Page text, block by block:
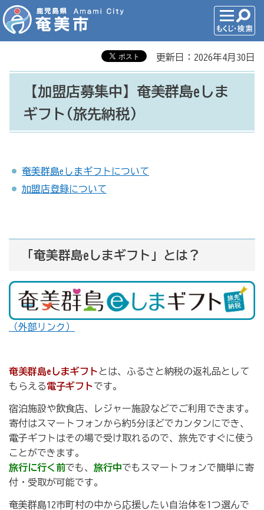
更新日：2026年4月30日
【加盟店募集中】奄美群島eしま
ギフト(旅先納税)
奄美群島eしまギフトについて
加盟店登録について
「奄美群島eしまギフト」とは？
（外部リンク）
奄美群島eしまギフト とは、ふるさと納税の返礼品として
もらえる電子ギフトです。
宿泊施設や飲食店、レジャー施設などでご利用できます。
寄付はスマートフォンから約5分ほどでカンタンにでき、
電子ギフトはその場で受け取れるので、旅先ですぐに使う
ことができます。
旅行に行く前でも、 旅行中でもスマートフォンで簡単に寄
付・受取が可能です。
奄美群島12市町村の中から応援したい自治体を1つ選んで